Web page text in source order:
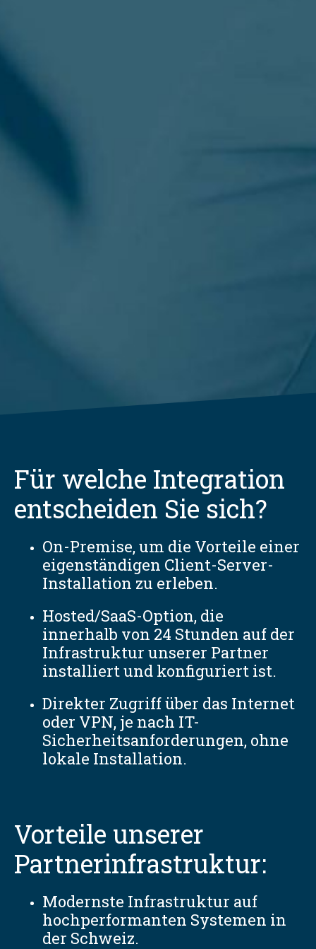
Für welche Integration
entscheiden Sie sich?
On-Premise, um die Vorteile einer
eigenständigen Client-Server-
Installation zu erleben.
Hosted/SaaS-Option, die
innerhalb von 24 Stunden auf der
Infrastruktur unserer Partner
installiert und konfiguriert ist.
Direkter Zugriff über das Internet
oder VPN, je nach IT-
Sicherheitsanforderungen, ohne
lokale Installation.
Vorteile unserer
Partnerinfrastruktur:
Modernste Infrastruktur auf
hochperformanten Systemen in
der Schweiz.